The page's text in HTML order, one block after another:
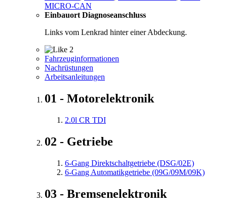
MICRO-CAN
Einbauort Diagnoseanschluss
Links vom Lenkrad hinter einer Abdeckung.
2
Fahrzeuginformationen
Nachrüstungen
Arbeitsanleitungen
01 - Motorelektronik
2.0l CR TDI
02 - Getriebe
6-Gang Direktschaltgetriebe (DSG/02E)
6-Gang Automatikgetriebe (09G/09M/09K)
03 - Bremsenelektronik